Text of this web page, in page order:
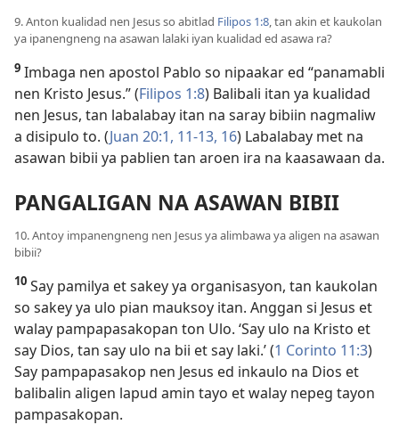
9. Anton kualidad nen Jesus so abitlad Filipos 1:8, tan akin et kaukolan
ya ipanengneng na asawan lalaki iyan kualidad ed asawa ra?
9 Imbaga nen apostol Pablo so nipaakar ed “panamabli
nen Kristo Jesus.” (Filipos 1:8) Balibali itan ya kualidad
nen Jesus, tan labalabay itan na saray bibiin nagmaliw
a disipulo to. (Juan 20:1, 11-13, 16) Labalabay met na
asawan bibii ya pablien tan aroen ira na kaasawaan da.
PANGALIGAN NA ASAWAN BIBII
10. Antoy impanengneng nen Jesus ya alimbawa ya aligen na asawan
bibii?
10 Say pamilya et sakey ya organisasyon, tan kaukolan
so sakey ya ulo pian mauksoy itan. Anggan si Jesus et
walay pampapasakopan ton Ulo. ‘Say ulo na Kristo et
say Dios, tan say ulo na bii et say laki.’ (1 Corinto 11:3)
Say pampapasakop nen Jesus ed inkaulo na Dios et
balibalin aligen lapud amin tayo et walay nepeg tayon
pampasakopan.